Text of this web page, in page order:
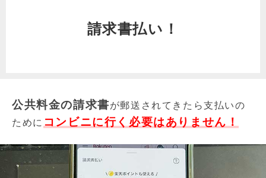
請求書払い！
公共料金の請求書が郵送されてきたら支払いの
ために コンビニに行く必要はありません！